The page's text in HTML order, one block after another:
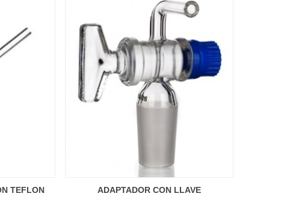
TEFLON ADAPTADOR CON LLAVE